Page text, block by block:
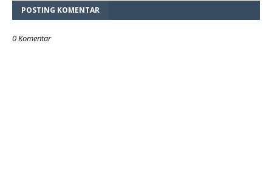
POSTING KOMENTAR
0 Komentar